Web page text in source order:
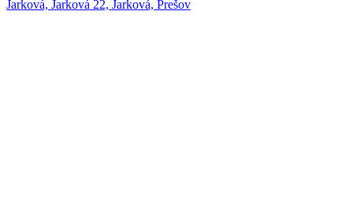
Jarková, Jarková 22, Jarková, Prešov